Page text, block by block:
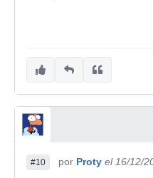
#10 por Proty el 16/12/